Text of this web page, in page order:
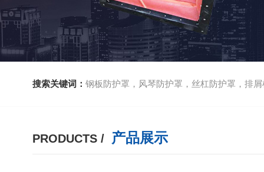
搜索关键词： 钢板防护罩，风琴防护罩，丝杠防护罩，排屑机
PRODUCTS / 产品展示